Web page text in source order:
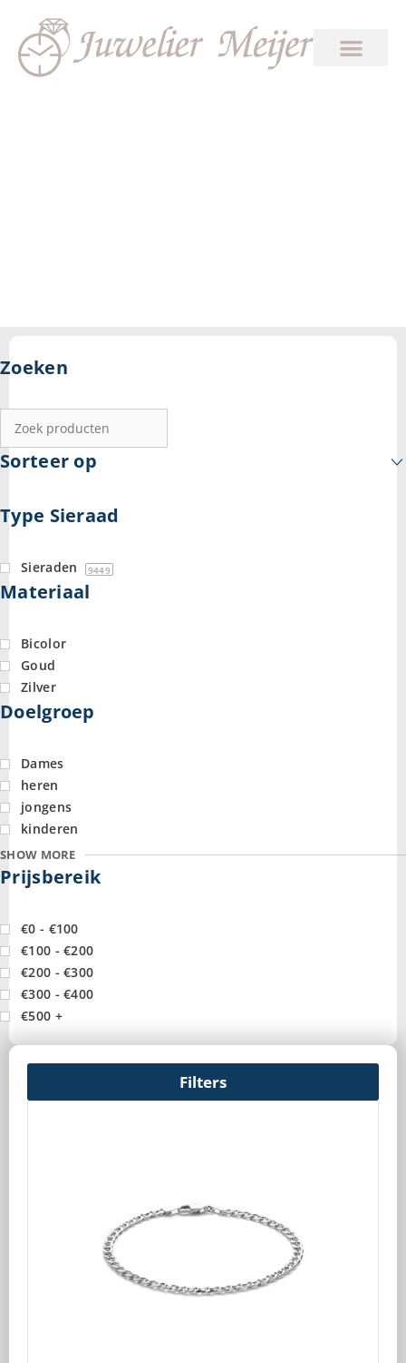
Zoeken
Sorteer op
Type Sieraad
Sieraden 9449
Materiaal
Bicolor
Goud
Zilver
Doelgroep
Dames
heren
jongens
kinderen
SHOW MORE
Prijsbereik
€0 - €100
€100 - €200
€200 - €300
€300 - €400
€500 +
Filters